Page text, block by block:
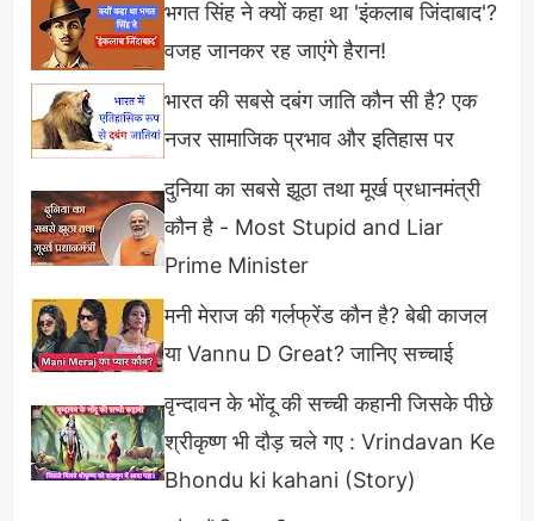
भगत सिंह ने क्यों कहा था 'इंकलाब जिंदाबाद'?
वजह जानकर रह जाएंगे हैरान!
भारत की सबसे दबंग जाति कौन सी है? एक
नजर सामाजिक प्रभाव और इतिहास पर
दुनिया का सबसे झूठा तथा मूर्ख प्रधानमंत्री
कौन है - Most Stupid and Liar
Prime Minister
मनी मेराज की गर्लफ्रेंड कौन है? बेबी काजल
या Vannu D Great? जानिए सच्चाई
वृन्दावन के भोंदू की सच्ची कहानी जिसके पीछे
श्रीकृष्ण भी दौड़ चले गए : Vrindavan Ke
Bhondu ki kahani (Story)